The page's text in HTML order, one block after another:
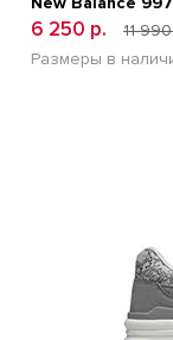
6 250 р.
11
Размеры в